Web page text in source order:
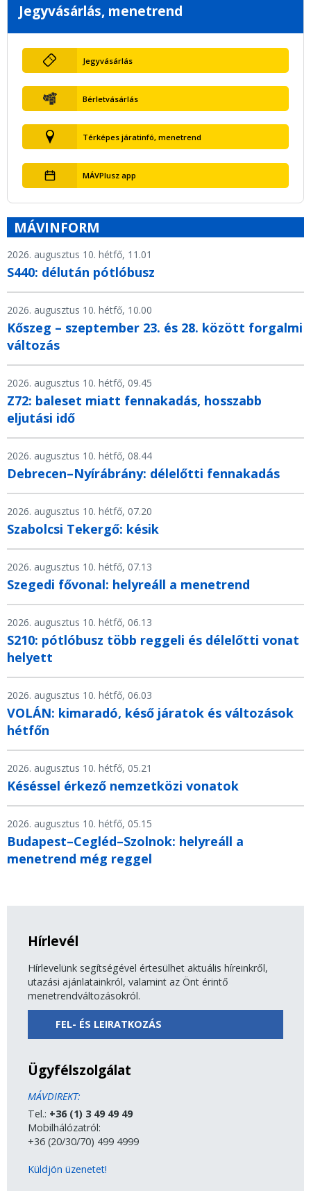
Jegyvásárlás, menetrend
Jegyvásárlás
Bérletvásárlás
Térképes járatinfó, menetrend
MÁVPlusz app
MÁVINFORM
2026. augusztus 10. hétfő, 11.01
S440: délután pótlóbusz
2026. augusztus 10. hétfő, 10.00
Kőszeg – szeptember 23. és 28. között forgalmi
változás
2026. augusztus 10. hétfő, 09.45
Z72: baleset miatt fennakadás, hosszabb
eljutási idő
2026. augusztus 10. hétfő, 08.44
Debrecen–Nyírábrány: délelőtti fennakadás
2026. augusztus 10. hétfő, 07.20
Szabolcsi Tekergő: késik
2026. augusztus 10. hétfő, 07.13
Szegedi fővonal: helyreáll a menetrend
2026. augusztus 10. hétfő, 06.13
S210: pótlóbusz több reggeli és délelőtti vonat
helyett
2026. augusztus 10. hétfő, 06.03
VOLÁN: kimaradó, késő járatok és változások
hétfőn
2026. augusztus 10. hétfő, 05.21
Késéssel érkező nemzetközi vonatok
2026. augusztus 10. hétfő, 05.15
Budapest–Cegléd–Szolnok: helyreáll a
menetrend még reggel
Hírlevél
Hírlevelünk segítségével értesülhet aktuális híreinkről,
utazási ajánlatainkról, valamint az Önt érintő
menetrendváltozásokról.
FEL- ÉS LEIRATKOZÁS
Ügyfélszolgálat
MÁVDIREKT:
Tel.: +36 (1) 3 49 49 49
Mobilhálózatról:
+36 (20/30/70) 499 4999
Küldjön üzenetet!